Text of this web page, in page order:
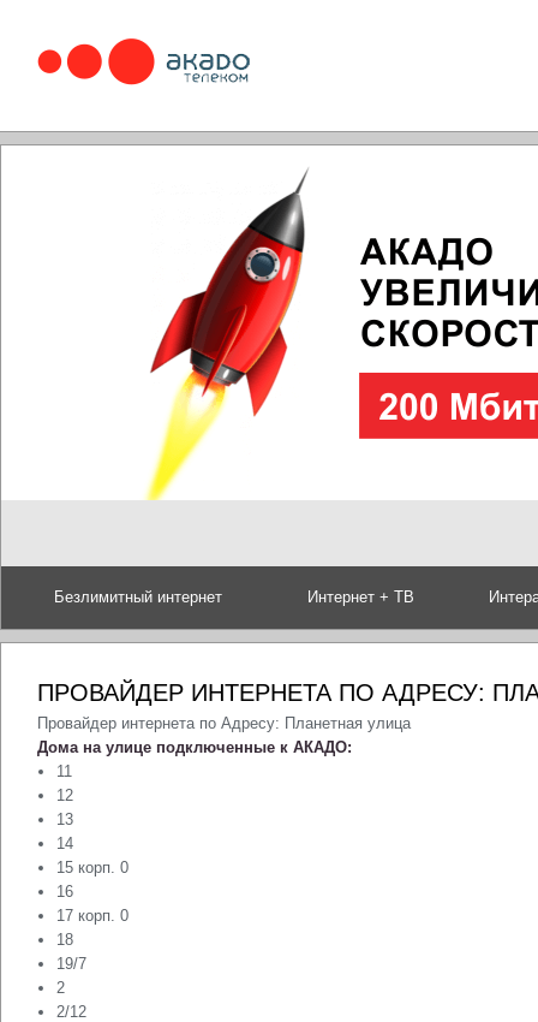
Безлимитный интернет Интернет + ТВ
ПРОВАЙДЕР ИНТЕРНЕТА ПО АДРЕСУ:
Провайдер интернета по Адресу: Планетная улица
Дома на улице подключенные к АКАДО:
11
12
13
14
15 корп. 0
16
17 корп. 0
18
19/7
2
2/12